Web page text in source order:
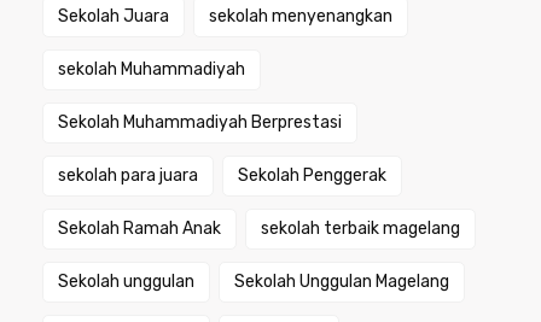
Sekolah Juara sekolah menyenangkan
sekolah Muhammadiyah
Sekolah Muhammadiyah Berprestasi
sekolah para juara Sekolah Penggerak
Sekolah Ramah Anak sekolah terbaik magelang
Sekolah unggulan Sekolah Unggulan Magelang